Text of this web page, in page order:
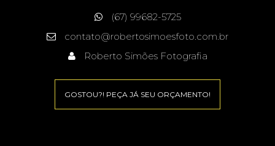
(67) 99682-5725
contato@robertosimoesfoto.com.br
Roberto Simões Fotografia
GOSTOU?! PEÇA JÁ SEU ORÇAMENTO!